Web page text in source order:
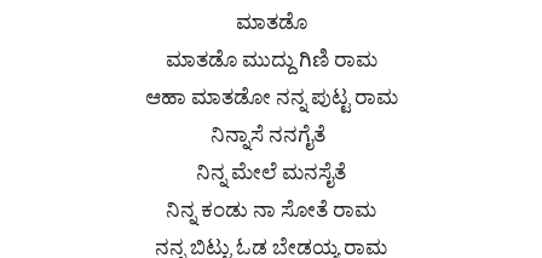
ಮಾತಡೊ
ಮಾತಡೊ ಮುದ್ದು ಗಿಣಿ ರಾಮ
ಆಹಾ ಮಾತಡೋ ನನ್ನ ಪುಟ್ಟ ರಾಮ
ನಿನ್ನಾಸೆ ನನಗೈತೆ
ನಿನ್ನ ಮೇಲೆ ಮನಸೈತೆ
ನಿನ್ನ ಕಂಡು ನಾ ಸೋತೆ ರಾಮ
ನನ್ನ ಬಿಟ್ಟು ಓಡ ಬೇಡಯ್ಯ ರಾಮ